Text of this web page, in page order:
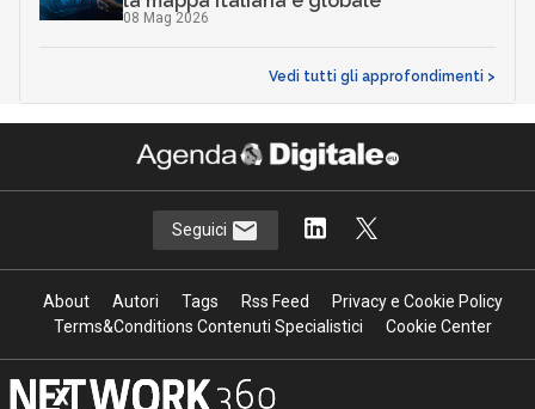
08 Mag 2026
Vedi tutti gli approfondimenti >
Seguici
About Autori Tags Rss Feed
Privacy e Cookie Policy
Terms&Conditions Contenuti Specialistici
Cookie Center